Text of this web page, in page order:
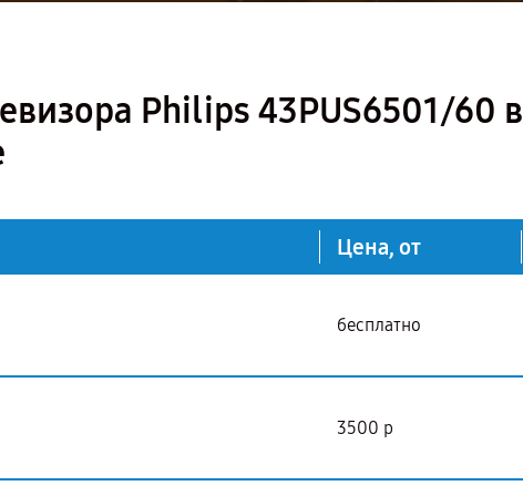
Philips 43PUS6501/60 в
Цена, от
бесплатно
3500 р